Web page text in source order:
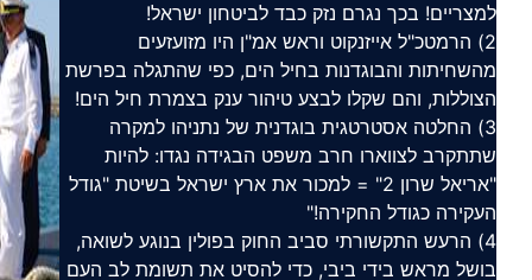
למצריים! בכך נגרם נזק כבד לביטחון ישראל!
2) הרמטכ"ל אייזנקוט וראש אמ"ן היו מזועזעים
מהשחיתות והבוגדנות בחיל הים, כפי שהתגלה בפרשת
הצוללות, והם שקלו לבצע טיהור ענק בצמרת חיל הים!
3) החלטה אסטרטגית בוגדנית של נתניהו למקרה
שתתקרב לצווארו חרב משפט הבגידה נגדו: להיות
"אריאל שרון 2" = למכור את ארץ ישראל בשיטת "גודל
העקירה כגודל החקירה!"
4) הרעש התקשורתי סביב החוק בפולין בנוגע לשואה,
בושל מראש בידי ביבי, כדי להסיט את תשומת לב העם